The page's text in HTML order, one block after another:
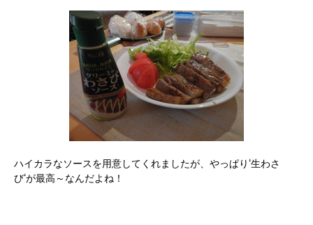
ハイカラなソースを用意してくれましたが、やっぱり‘生わさ
び‘が最高～なんだよね！